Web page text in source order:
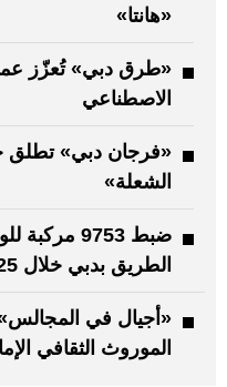
«هانتا»
«طرق دبي» تُعزّز
الاصطناعي
«فرجان دبي» تطلق
الشعلة»
ضبط 9753
الطريق بدبي خلال 2025
«أجيال في المجالس»
الموروث الثقافي